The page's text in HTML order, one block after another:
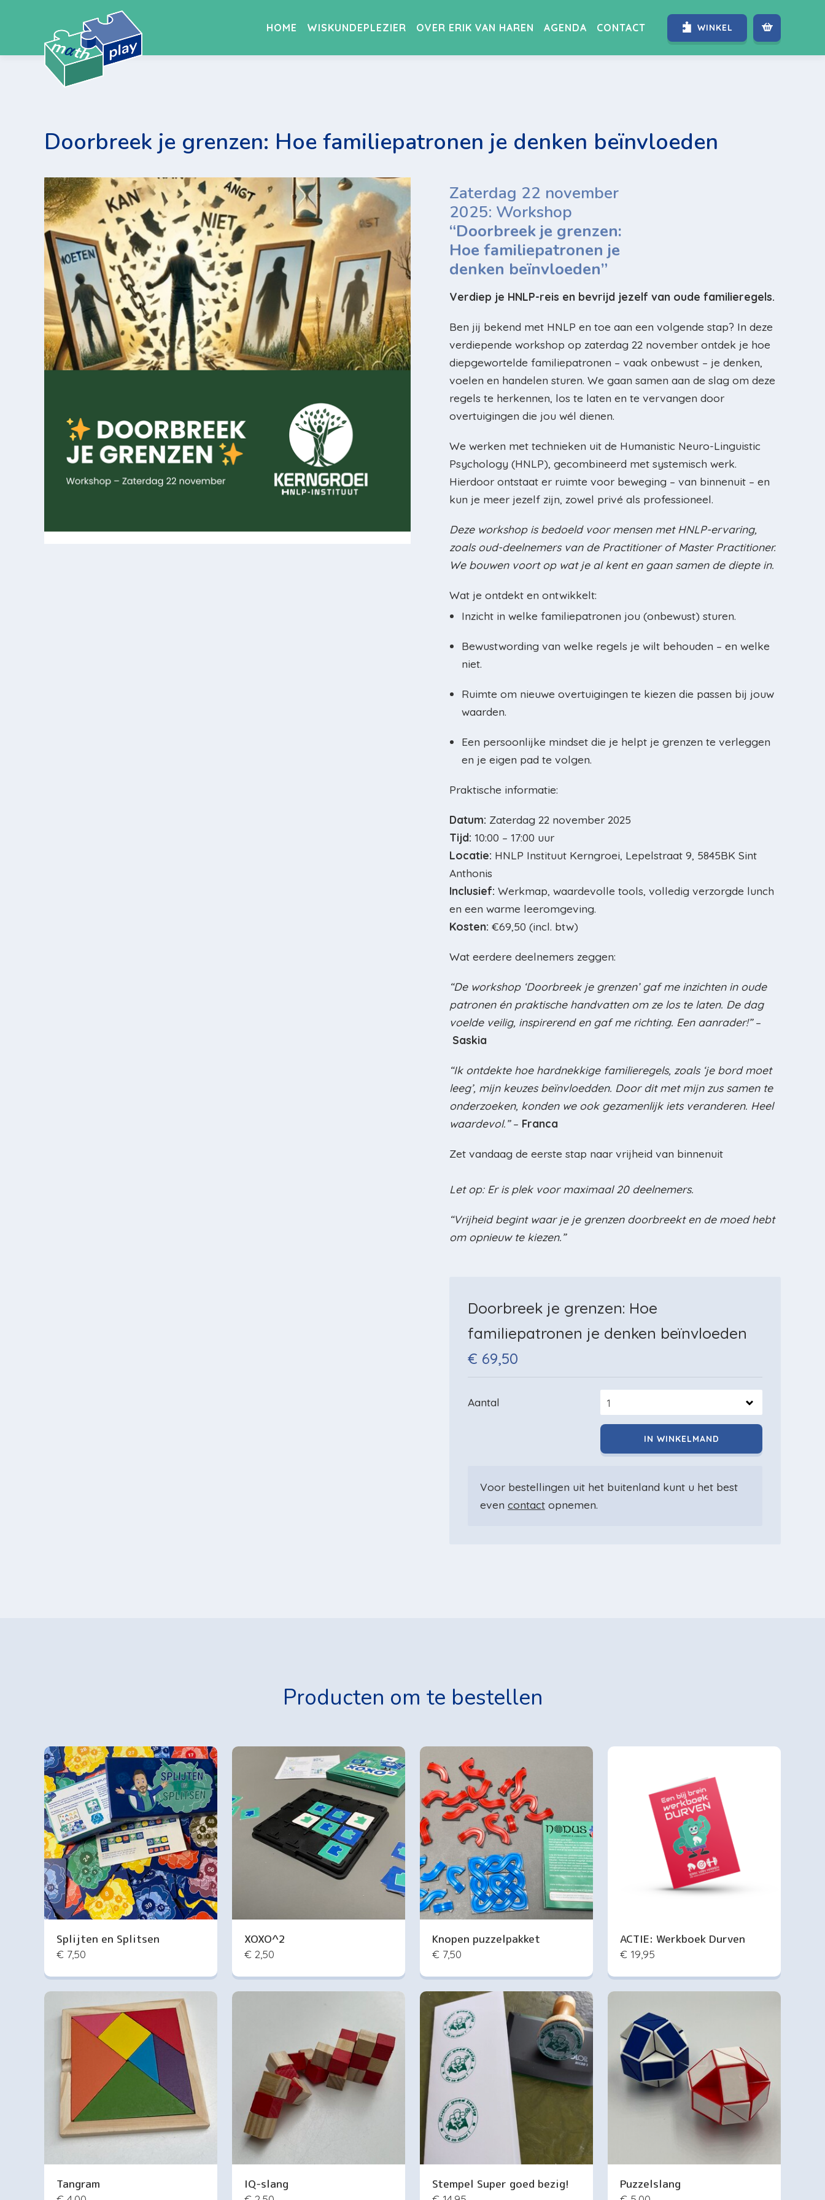
HOME WISKUNDEPLEZIER OVER ERIK VAN HAREN AGENDA CONTACT WINKEL
Doorbreek je grenzen: Hoe familiepatronen je denken beïnvloeden
Zaterdag 22 november
2025: Workshop
“Doorbreek je grenzen:
Hoe familiepatronen je
denken beïnvloeden”
Verdiep je HNLP-reis en bevrijd jezelf van oude familieregels.
Ben jij bekend met HNLP en toe aan een volgende stap? In deze
verdiepende workshop op zaterdag 22 november ontdek je hoe
diepgewortelde familiepatronen – vaak onbewust – je denken,
voelen en handelen sturen. We gaan samen aan de slag om deze
regels te herkennen, los te laten en te vervangen door
overtuigingen die jou wél dienen.
We werken met technieken uit de Humanistic Neuro-Linguistic
Psychology (HNLP), gecombineerd met systemisch werk.
Hierdoor ontstaat er ruimte voor beweging – van binnenuit – en
kun je meer jezelf zijn, zowel privé als professioneel.
Deze workshop is bedoeld voor mensen met HNLP-ervaring,
zoals oud-deelnemers van de Practitioner of Master Practitioner.
We bouwen voort op wat je al kent en gaan samen de diepte in.
Wat je ontdekt en ontwikkelt:
Inzicht in welke familiepatronen jou (onbewust) sturen.
Bewustwording van welke regels je wilt behouden – en welke
niet.
Ruimte om nieuwe overtuigingen te kiezen die passen bij jouw
waarden.
Een persoonlijke mindset die je helpt je grenzen te verleggen
en je eigen pad te volgen.
Praktische informatie:
Datum: Zaterdag 22 november 2025
Tijd: 10:00 – 17:00 uur
Locatie: HNLP Instituut Kerngroei, Lepelstraat 9, 5845BK Sint
Anthonis
Inclusief: Werkmap, waardevolle tools, volledig verzorgde lunch
en een warme leeromgeving.
Kosten: €69,50 (incl. btw)
Wat eerdere deelnemers zeggen:
“De workshop ‘Doorbreek je grenzen’ gaf me inzichten in oude
patronen én praktische handvatten om ze los te laten. De dag
voelde veilig, inspirerend en gaf me richting. Een aanrader!”–
Saskia
“Ik ontdekte hoe hardnekkige familieregels, zoals ‘je bord moet
leeg’, mijn keuzes beïnvloedden. Door dit met mijn zus samen te
onderzoeken, konden we ook gezamenlijk iets veranderen. Heel
waardevol.”– Franca
Zet vandaag de eerste stap naar vrijheid van binnenuit
Let op: Er is plek voor maximaal 20 deelnemers.
“Vrijheid begint waar je je grenzen doorbreekt en de moed hebt
om opnieuw te kiezen.”
Doorbreek je grenzen: Hoe
familiepatronen je denken beïnvloeden
€ 69,50
Aantal
Voor bestellingen uit het buitenland kunt u het best
even contact opnemen.
Producten om te bestellen
Splijten en Splitsen
€ 7,50
XOXO^2
€ 2,50
Knopen puzzelpakket
€ 7,50
ACTIE: Werkboek Durven
€ 19,95
Tangram IQ-slang Stempel Super goed bezig! Puzzelslang